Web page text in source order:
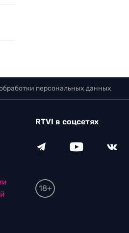
персональных данных
RTVI в соцсетях
18+